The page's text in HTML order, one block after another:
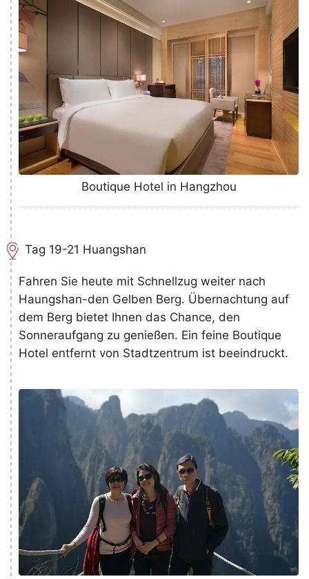
Boutique Hotel in Hangzhou
Tag 19-21 Huangshan
Fahren Sie heute mit Schnellzug weiter nach
Haungshan-den Gelben Berg. Übernachtung auf
dem Berg bietet Ihnen das Chance, den
Sonneraufgang zu genießen. Ein feine Boutique
Hotel entfernt von Stadtzentrum ist beeindruckt.